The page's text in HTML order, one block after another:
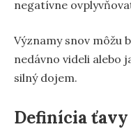
negatívne
Významy snov môžu
nedávno videli alebo
silný dojem.
Definícia ťavy